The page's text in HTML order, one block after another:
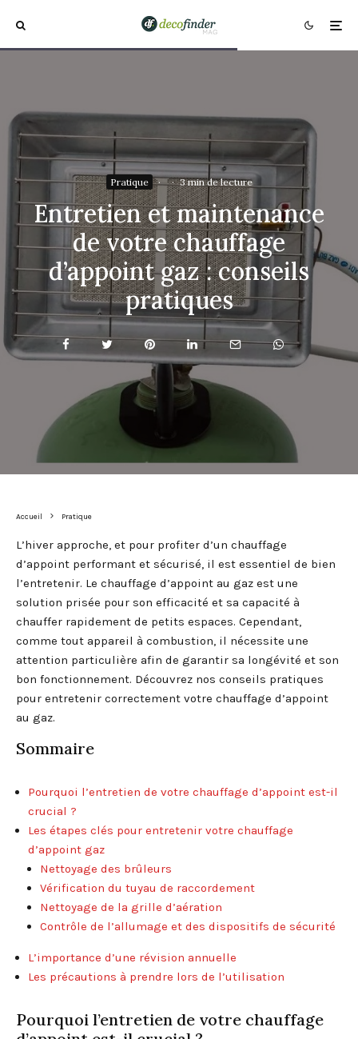
Pratique · · 3 min de lecture
Entretien et maintenance
de votre chauffage
d’appoint gaz : conseils
pratiques
Accueil Pratique
L’hiver approche, et pour profiter d’un chauffage
d’appoint performant et sécurisé, il est essentiel de bien
l’entretenir. Le chauffage d’appoint au gaz est une
solution prisée pour son efficacité et sa capacité à
chauffer rapidement de petits espaces. Cependant,
comme tout appareil à combustion, il nécessite une
attention particulière afin de garantir sa longévité et son
bon fonctionnement. Découvrez nos conseils pratiques
pour entretenir correctement votre chauffage d’appoint
au gaz.
Sommaire
Pourquoi l’entretien de votre chauffage d’appoint est-il
crucial ?
Les étapes clés pour entretenir votre chauffage
d’appoint gaz
Nettoyage des brûleurs
Vérification du tuyau de raccordement
Nettoyage de la grille d’aération
Contrôle de l’allumage et des dispositifs de sécurité
L’importance d’une révision annuelle
Les précautions à prendre lors de l’utilisation
Pourquoi l’entretien de votre chauffage